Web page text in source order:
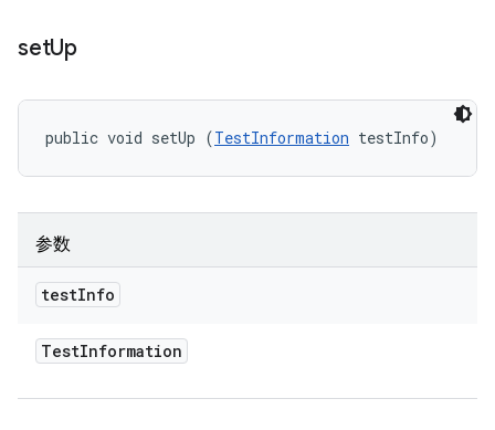
setUp
public void setUp (TestInformation testInfo)
参数
testInfo
TestInformation